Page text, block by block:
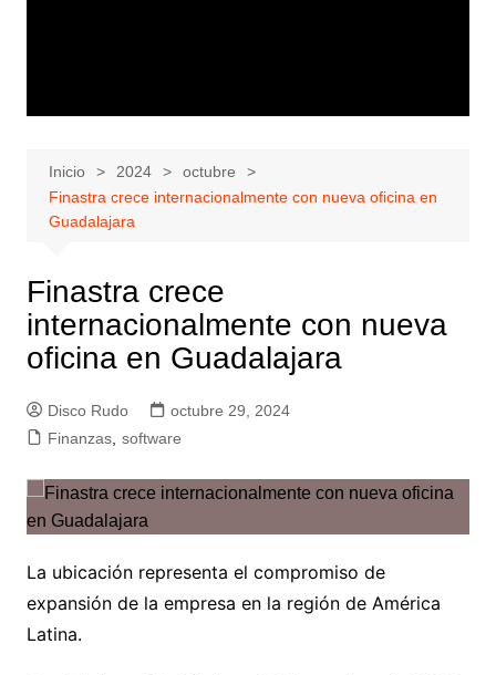
Inicio 2024
octubre
Finastra crece internacionalmente con nueva oficina en
Guadalajara
Finastra crece
internacionalmente con nueva
oficina en Guadalajara
Disco Rudo
octubre 29, 2024
Finanzas, software
La ubicación representa el compromiso de
expansión de la empresa en la región de América
Latina.